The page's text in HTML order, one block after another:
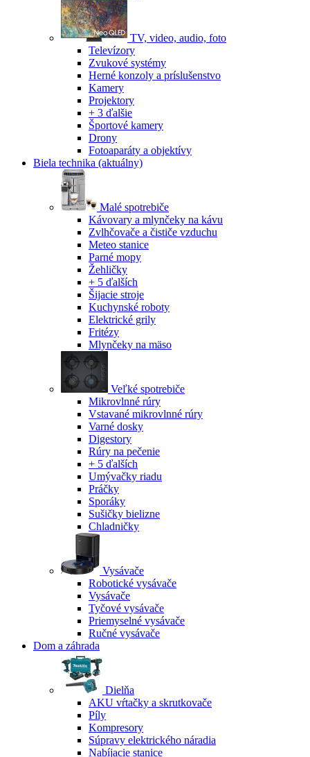
TV, video, audio, foto
Televízory
Zvukové systémy
Herné konzoly a príslušenstvo
Kamery
Projektory
+ 3 ďalšie
Športové kamery
Drony
Fotoaparáty a objektívy
Biela technika (aktuálny)
Malé spotrebiče
Kávovary a mlynčeky na kávu
Zvlhčovače a čističe vzduchu
Meteo stanice
Parné mopy
Žehličky
+ 5 ďalších
Šijacie stroje
Kuchynské roboty
Elektrické grily
Fritézy
Mlynčeky na mäso
Veľké spotrebiče
Mikrovlnné rúry
Vstavané mikrovlnné rúry
Varné dosky
Digestory
Rúry na pečenie
+ 5 ďalších
Umývačky riadu
Práčky
Sporáky
Sušičky bielizne
Chladničky
Vysávače
Robotické vysávače
Vysávače
Tyčové vysávače
Priemyselné vysávače
Ručné vysávače
Dom a záhrada
Dielňa
AKU vŕtačky a skrutkovače
Píly
Kompresory
Súpravy elektrického náradia
Nabíjacie stanice